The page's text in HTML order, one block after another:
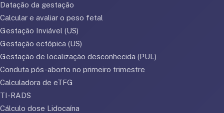
Datação da gestação
Calcular e avaliar o peso fetal
Gestação Inviável (US)
Gestação ectópica (US)
Gestação de localização desconhecida (PUL)
Conduta pós-aborto no primeiro trimestre
Calculadora de eTFG
TI-RADS
Cálculo dose Lidocaína